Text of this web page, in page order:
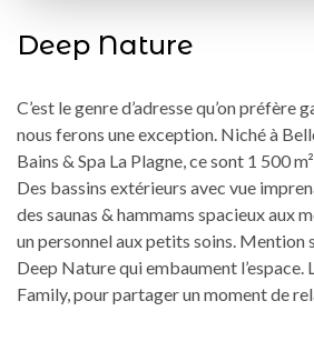
Deep Nature
C’est le genre d’adresse qu’on préfère
nous ferons une exception. Niché à
Bains & Spa La Plagne, ce sont 1 500
Des bassins extérieurs avec vue
des saunas & hammams spacieux aux
un personnel aux petits soins. Mention
Deep Nature qui embaument l’espace.
Family, pour partager un moment de